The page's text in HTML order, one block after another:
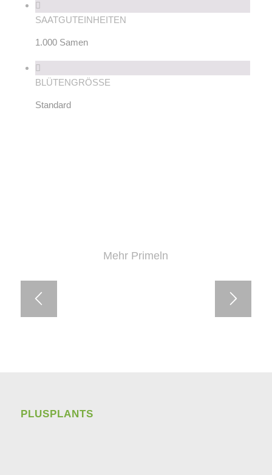
SAATGUTEINHEITEN
1.000 Samen
BLÜTENGRÖSSE
Standard
Mehr Primeln
PLUSPLANTS